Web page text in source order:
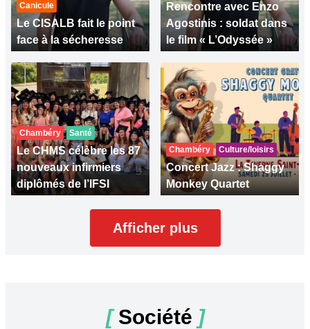
Canicule
Le CISALB fait le point
face à la sécheresse
Rencontre avec Enzo
Agostinis : soldat dans
le film « L’Odyssée »
Chambéry Santé
Le CHMS célèbre les 87
nouveaux infirmiers
diplômés de l’IFSI
Chambéry Culture/loisirs
Concert Jazz : Shaggy
Monkey Quartet
Afficher plus
[Société ]